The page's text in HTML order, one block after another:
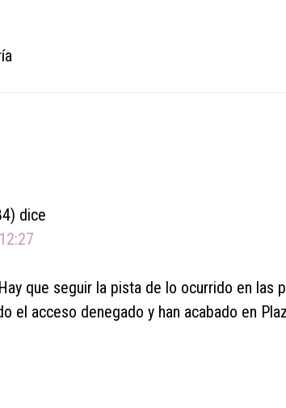
dice
que seguir la pista de lo ocurrido en las
el acceso denegado y han acabado en